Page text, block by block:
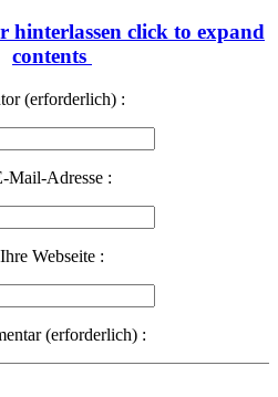
hinterlassen click to expand
contents
(erforderlich) :
Mail-Adresse :
Ihre Webseite :
(erforderlich) :